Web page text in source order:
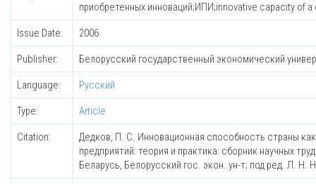
приобретенных инноваций;ИПИ;innovative capacity of
Issue Date: 2006
Publisher: Белорусский государственный экономический
Language: Русский
Type: Article
Citation:
Дедков, П. С. Инновационная способность страны
предприятий: теория и практика: сборник научных
Беларусь, Белорусский гос. экон. ун-т; под ред. Л.